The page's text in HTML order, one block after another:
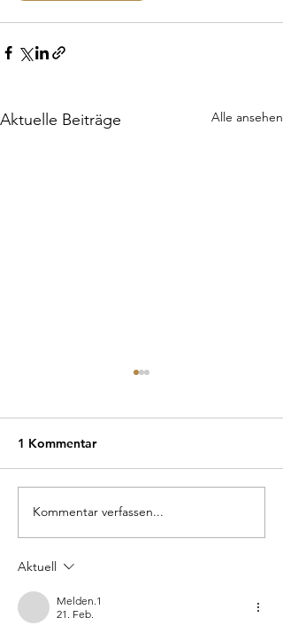
Aktuelle Beiträge Alle ansehen
Mitten im Wald – und
doch wie Zuhause.
1 Kommentar
Kommentar verfassen...
Aktuell
Melden.1
21. Feb.